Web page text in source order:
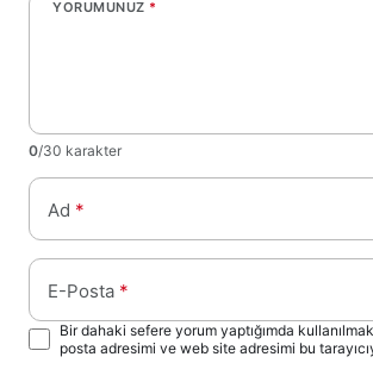
YORUMUNUZ *
0/30 karakter
Ad *
E-Posta *
Bir dahaki sefere yorum yaptığımda
posta adresimi ve web site adresimi bu